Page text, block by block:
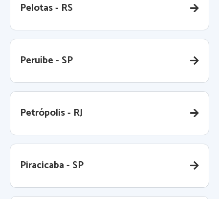
Pelotas - RS
Peruíbe - SP
Petrópolis - RJ
Piracicaba - SP